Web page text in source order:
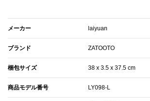
メーカー laiyuan
ブランド ZATOOTO
梱包サイズ 38 x 3.5 x 37.5 cm
商品モデル番号 LY098-L